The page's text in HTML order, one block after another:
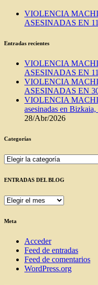
VIOLENCIA
ASESINADAS EN
Entradas recientes
VIOLENCIA
ASESINADAS EN
VIOLENCIA
ASESINADAS EN
VIOLENCIA
asesinadas en
28/Abr/2026
Categorías
Categorías
ENTRADAS DEL BLOG
ENTRADAS
BLOG
Meta
Acceder
Feed de entradas
Feed de comentarios
WordPress.org